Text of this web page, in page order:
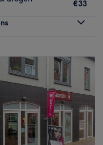
en visagie
mogelijk
€33
09:30 –18:00
09:30 –20:00
09:30 –20:00
09:30–20:00
09:00–16:30
Gesloten